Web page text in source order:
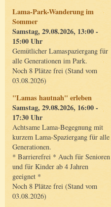
Lama-Park-Wanderung im
Sommer
Samstag, 29.08.2026, 13:00 -
15:00 Uhr
Gemütlicher Lamaspaziergang für
alle Generationen im Park.
Noch 8 Plätze frei (Stand vom
03.08.2026)
"Lamas hautnah" erleben
Samstag, 29.08.2026, 16:00 -
17:30 Uhr
Achtsame Lama-Begegnung mit
kurzem Lama-Spaziergang für alle
Generationen.
* Barrierefrei * Auch für Senioren
und für Kinder ab 4 Jahren
geeignet *
Noch 8 Plätze frei (Stand vom
03.08.2026)